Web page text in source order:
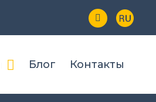
Блог Контакты